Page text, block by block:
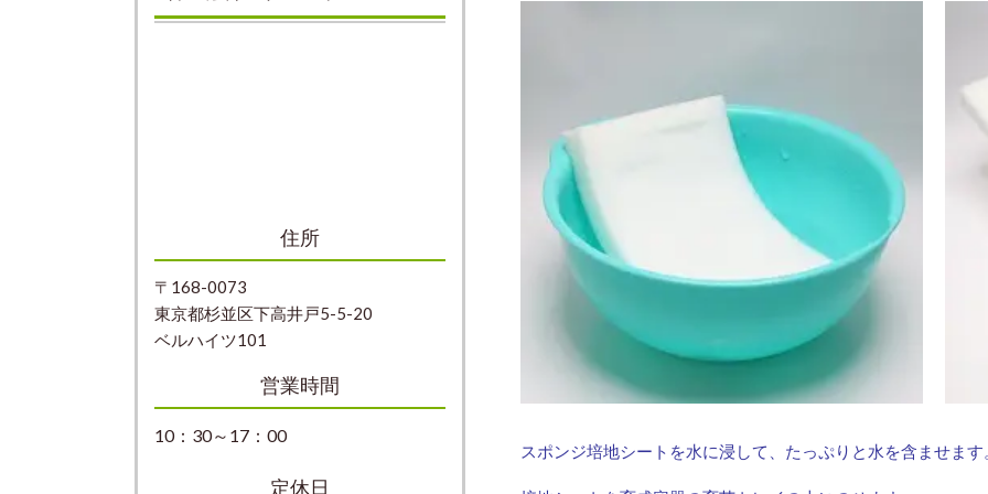
スポンジ培地シートを水に浸して、たっぷりと水を含ませます
住所
〒168-0073
東京都杉並区下高井戸5-5-20
ベルハイツ101
営業時間
10：30～17：00
定休日